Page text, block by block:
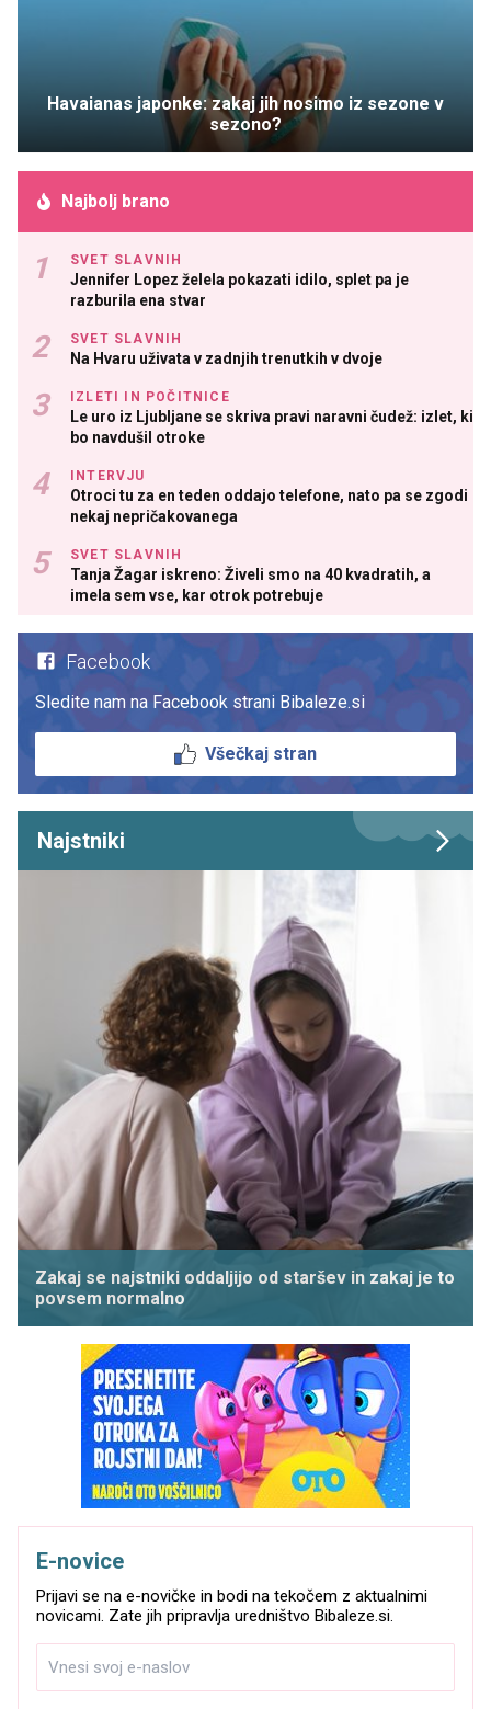
Havaianas japonke: zakaj jih nosimo iz sezone v
sezono?
Najbolj brano
SVET SLAVNIH
Jennifer Lopez želela pokazati idilo, splet pa je
razburila ena stvar
SVET SLAVNIH
Na Hvaru uživata v zadnjih trenutkih v dvoje
IZLETI IN POČITNICE
Le uro iz Ljubljane se skriva pravi naravni čudež: izlet, ki
bo navdušil otroke
INTERVJU
Otroci tu za en teden oddajo telefone, nato pa se zgodi
nekaj nepričakovanega
SVET SLAVNIH
Tanja Žagar iskreno: Živeli smo na 40 kvadratih, a
imela sem vse, kar otrok potrebuje
Facebook
Sledite nam na Facebook strani Bibaleze.si
Všečkaj stran
Najstniki
Zakaj se najstniki oddaljijo od staršev in zakaj je to
povsem normalno
E-novice
Prijavi se na e-novičke in bodi na tekočem z aktualnimi
novicami. Zate jih pripravlja uredništvo Bibaleze.si.